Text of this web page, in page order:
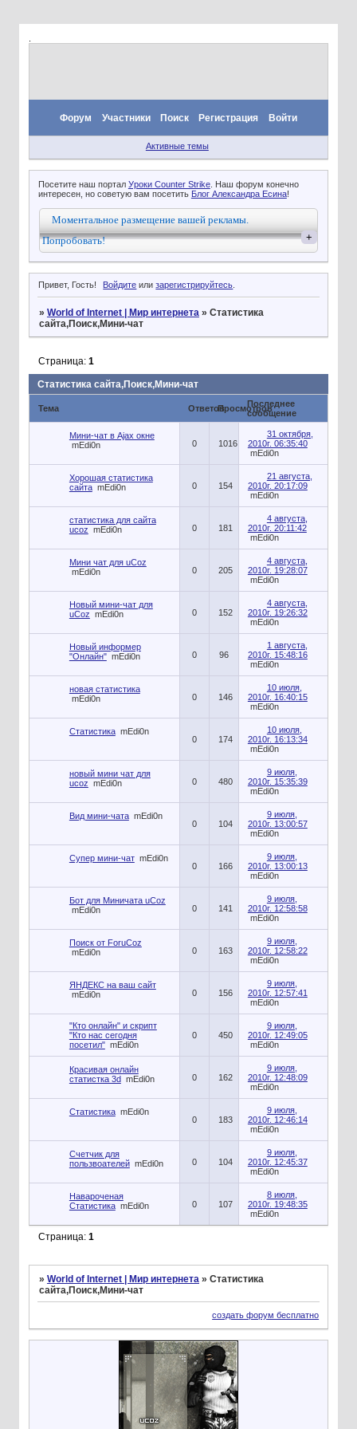
Форум Участники Поиск Регистрация Войти
Активные темы
Посетите наш портал Уроки Counter Strike. Наш форум конечно
интересен, но советую вам посетить Блог Александра Есина!
Моментальное размещение вашей рекламы.
Попробовать!
+
Привет, Гость! Войдите илизарегистрируйтесь.
» World of Internet | Мир интернета » Статистика
сайта,Поиск,Мини-чат
Статистика сайта,Поиск,Мини-чат
Страница: 1
Тема ОтветовПросмотровПоследнее
сообщение
Мини-чат в Ajax окне
mEdi0n
0 1016
31 октября,
2010г. 06:35:40
mEdi0n
Хорошая статистика
сайта mEdi0n 0 154
21 августа,
2010г. 20:17:09
mEdi0n
статистика для сайта
ucoz mEdi0n 0 181
4 августа,
2010г. 20:11:42
mEdi0n
Мини чат для uCoz
mEdi0n
0 205
4 августа,
2010г. 19:28:07
mEdi0n
Новый мини-чат для
uCoz mEdi0n 0 152
4 августа,
2010г. 19:26:32
mEdi0n
Новый информер
"Онлайн" mEdi0n 0 96
1 августа,
2010г. 15:48:16
mEdi0n
новая статистика
mEdi0n
0 146
10 июля,
2010г. 16:40:15
mEdi0n
Статистика mEdi0n
0
174
10 июля,
2010г. 16:13:34
mEdi0n
новый мини чат для
ucoz mEdi0n 0 480
9 июля,
2010г. 15:35:39
mEdi0n
Вид мини-чата mEdi0n
0
104
9 июля,
2010г. 13:00:57
mEdi0n
Супер мини-чат mEdi0n
0
166
9 июля,
2010г. 13:00:13
mEdi0n
Бот для Миничата uCoz
mEdi0n
0 141
9 июля,
2010г. 12:58:58
mEdi0n
Поиск от ForuCoz
mEdi0n
0 163
9 июля,
2010г. 12:58:22
mEdi0n
ЯНДЕКС на ваш сайт
mEdi0n
0 156
9 июля,
2010г. 12:57:41
mEdi0n
"Кто онлайн" и скрипт
"Кто нас сегодня
посетил" mEdi0n
0 450
9 июля,
2010г. 12:49:05
mEdi0n
Красивая онлайн
статистка 3d mEdi0n 0 162
9 июля,
2010г. 12:48:09
mEdi0n
Статистика mEdi0n
0
183
9 июля,
2010г. 12:46:14
mEdi0n
Счетчик для
пользвоателей mEdi0n 0 104
9 июля,
2010г. 12:45:37
mEdi0n
Навароченая
Статистика mEdi0n 0 107
8 июля,
2010г. 19:48:35
mEdi0n
Страница: 1
» World of Internet | Мир интернета » Статистика
сайта,Поиск,Мини-чат
создать форум бесплатно